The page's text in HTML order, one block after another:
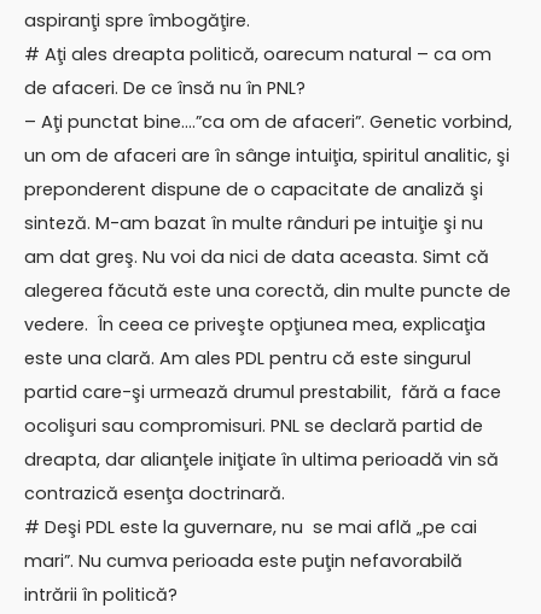
aspiranţi spre îmbogăţire.
# Aţi ales dreapta politică, oarecum natural – ca om
de afaceri. De ce însă nu în PNL?
– Aţi punctat bine….”ca om de afaceri”. Genetic vorbind,
un om de afaceri are în sânge intuiţia, spiritul analitic, şi
preponderent dispune de o capacitate de analiză şi
sinteză. M-am bazat în multe rânduri pe intuiţie şi nu
am dat greş. Nu voi da nici de data aceasta. Simt că
alegerea făcută este una corectă, din multe puncte de
vedere. În ceea ce priveşte opţiunea mea, explicaţia
este una clară. Am ales PDL pentru că este singurul
partid care-şi urmează drumul prestabilit, fără a face
ocolişuri sau compromisuri. PNL se declară partid de
dreapta, dar alianţele iniţiate în ultima perioadă vin să
contrazică esenţa doctrinară.
# Deşi PDL este la guvernare, nu se mai află „pe cai
mari”. Nu cumva perioada este puţin nefavorabilă
intrării în politică?